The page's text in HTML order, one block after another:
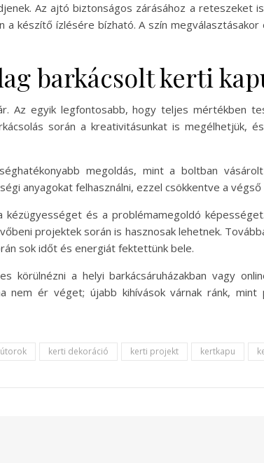
Az ajtó biztonságos zárásához a reteszeket
készítő ízlésére bízható. A szín
barkácsolt kerti
Az egyik legfontosabb, hogy teljes mértékben
során a kreativitásunkat is megélhetjük,
megoldás, mint a boltban
anyagokat felhasználni, ezzel csökkentve a
és a problémamegoldó
projektek során is hasznosak lehetnek.
sok időt és energiát fektettünk bele.
körülnézni a helyi barkácsáruházakban vagy
nem ér véget; újabb kihívások várnak ránk,
kerti dekoráció kerti projekt kertkapu